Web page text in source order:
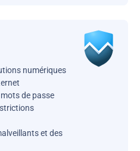
numériques
de passe
et des